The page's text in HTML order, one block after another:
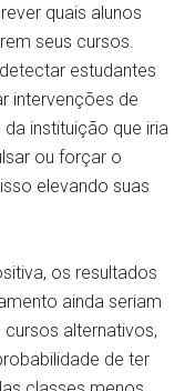
quais alunos
seus cursos.
estudantes
intervenções de
instituição que iria
ou forçar o
elevando suas
os resultados
ainda seriam
alternativos,
de ter